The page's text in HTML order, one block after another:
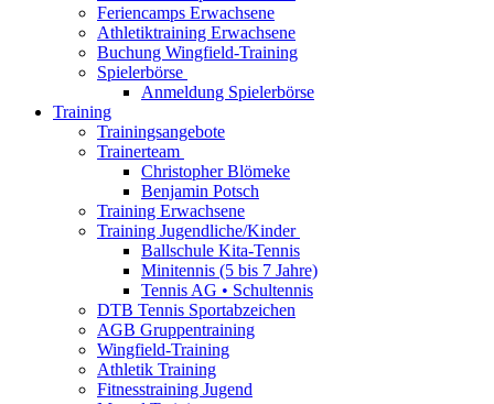
Feriencamps Erwachsene
Athletiktraining Erwachsene
Buchung Wingfield-Training
Spielerbörse
Anmeldung Spielerbörse
Training
Trainingsangebote
Trainerteam
Christopher Blömeke
Benjamin Potsch
Training Erwachsene
Training Jugendliche/Kinder
Ballschule Kita-Tennis
Minitennis (5 bis 7 Jahre)
Tennis AG • Schultennis
DTB Tennis Sportabzeichen
AGB Gruppentraining
Wingfield-Training
Athletik Training
Fitnesstraining Jugend